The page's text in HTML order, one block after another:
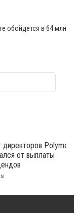
обойдется в 64 млн
директоров
от выплаты